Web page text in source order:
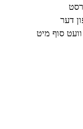
דער
סוף מיט